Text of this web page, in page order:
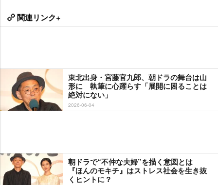
関連リンク+
東北出身・宮藤官九郎、朝ドラの舞台は山
形に 執筆に心躍らす「展開に困ることは
絶対にない」
2026-06-04
朝ドラで“不仲な夫婦”を描く意図とは
『ほんのモキチ』はストレス社会を生き抜
くヒントに？